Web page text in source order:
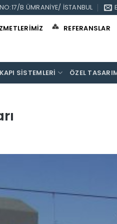
B ÜMRANIYE/ İSTANBUL
REFERANSLAR
KAPI SISTEMLERI ÖZEL